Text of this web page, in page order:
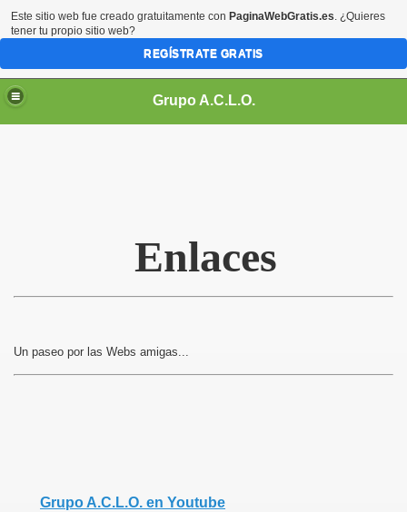
Grupo A.C.L.O.
Enlaces
Un paseo por las Webs amigas...
Grupo A.C.L.O. en Youtube
Este sitio web fue creado gratuitamente con PaginaWebGratis.es. ¿Quieres
tener tu propio sitio web?
REGÍSTRATE GRATIS